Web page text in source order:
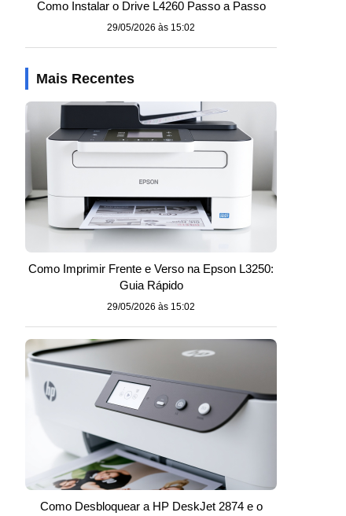
Como Instalar o Drive L4260 Passo a Passo
29/05/2026 às 15:02
Mais Recentes
Como Imprimir Frente e Verso na Epson L3250:
Guia Rápido
29/05/2026 às 15:02
Como Desbloquear a HP DeskJet 2874 e o